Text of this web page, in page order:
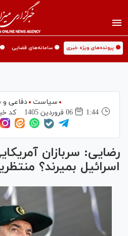
🟡 پرونده‌های ویژه خبری 🟡 سامانه‌های قضایی
سیاست
دفاعی
1:44
06 فروردين 1405 کد
رضایی: سربازان
اسرائیل بمیرند؟